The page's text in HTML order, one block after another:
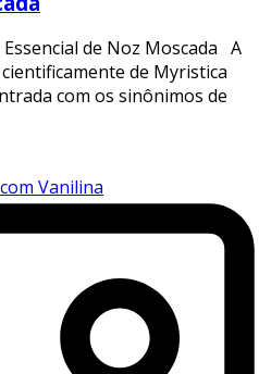
de Noz Moscada A
de Myristica
com os sinônimos de